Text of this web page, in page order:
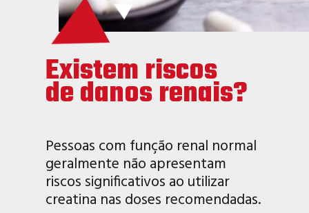
Pessoas com função renal normal
geralmente não apresentam
riscos significativos ao utilizar
creatina nas doses recomendadas.
Existem riscos
de danos renais?